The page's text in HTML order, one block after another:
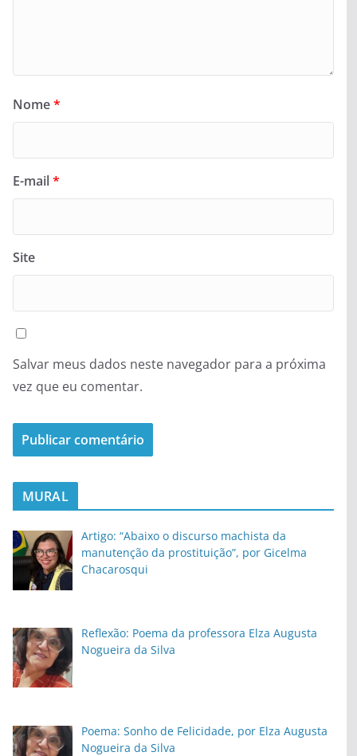
Nome*
E-mail*
Site
Salvar meus dados neste navegador para a próxima
vez que eu comentar.
MURAL
Artigo: “Abaixo o discurso machista da
manutenção da prostituição”, por Gicelma
Chacarosqui
Reflexão: Poema da professora Elza Augusta
Nogueira da Silva
Poema: Sonho de Felicidade, por Elza Augusta
Nogueira da Silva